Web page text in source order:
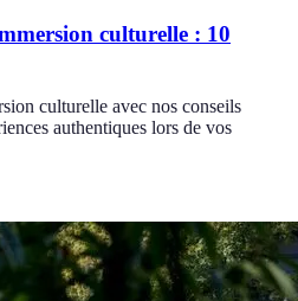
culturelle : 10
culturelle avec nos conseils
authentiques lors de vos